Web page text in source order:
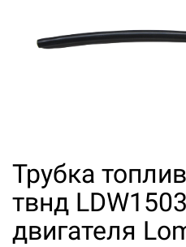
Трубка
твнд
двигателя